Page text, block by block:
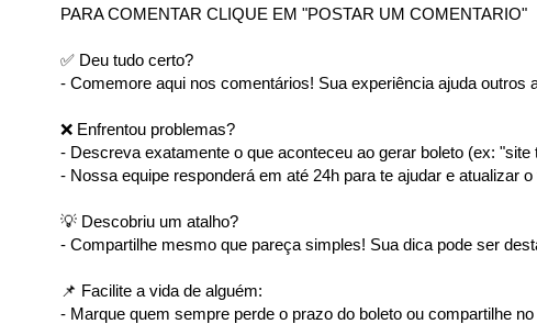
PARA COMENTAR CLIQUE EM "POSTAR UM COMENTARIO"
✅ Deu tudo certo?
- Comemore aqui nos comentários! Sua experiência ajuda outros
❌ Enfrentou problemas?
- Descreva exatamente o que aconteceu ao gerar boleto (ex:
- Nossa equipe responderá em até 24h para te ajudar e atualizar
💡 Descobriu um atalho?
- Compartilhe mesmo que pareça simples! Sua dica pode ser
📌 Facilite a vida de alguém:
- Marque quem sempre perde o prazo do boleto ou compartilhe